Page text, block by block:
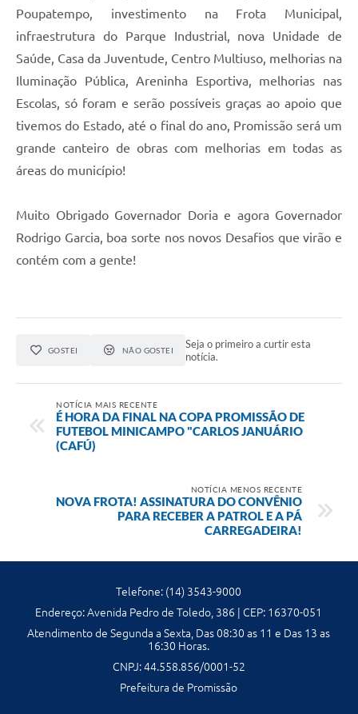
Galeria de Fotos
Secretarias
Contas Públicas
Telefones Úteis
Poupatempo, investimento na Frota Municipal,
infraestrutura do Parque Industrial, nova Unidade de
Saúde, Casa da Juventude, Centro Multiuso, melhorias na
Iluminação Pública, Areninha Esportiva, melhorias nas
Escolas, só foram e serão possíveis graças ao apoio que
tivemos do Estado, até o final do ano, Promissão será um
grande canteiro de obras com melhorias em todas as
áreas do município!
Muito Obrigado Governador Doria e agora Governador
Rodrigo Garcia, boa sorte nos novos Desafios que virão e
contém com a gente!
GOSTEI NÃO GOSTEI
Seja o primeiro a curtir esta
notícia.
NOTÍCIA MAIS RECENTE
É HORA DA FINAL NA COPA PROMISSÃO DE
FUTEBOL MINICAMPO "CARLOS JANUÁRIO
(CAFÚ)
NOTÍCIA MENOS RECENTE
NOVA FROTA! ASSINATURA DO CONVÊNIO
PARA RECEBER A PATROL E A PÁ
CARREGADEIRA!
Telefone: (14) 3543-9000
Endereço: Avenida Pedro de Toledo, 386 | CEP: 16370-051
Atendimento de Segunda a Sexta, Das 08:30 as 11 e Das 13 as
16:30 Horas.
CNPJ: 44.558.856/0001-52
Prefeitura de Promissão